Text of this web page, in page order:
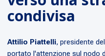
condivisa
Attilio Piattelli, presidente del
portato l'attenzione sul nodo